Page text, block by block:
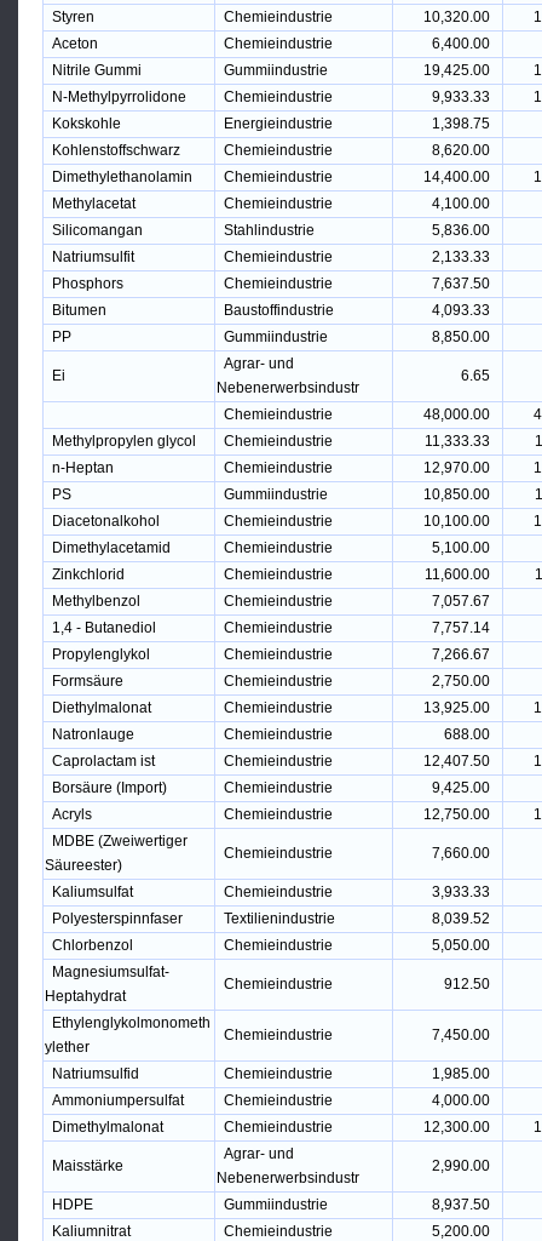
Styren
Chemieindustrie 10,320.00
Aceton
Chemieindustrie
6,400.00
Nitrile Gummi
Gummiindustrie 19,425.00
N-Methylpyrrolidone
Chemieindustrie 9,933.33
Kokskohle
Energieindustrie
1,398.75
Kohlenstoffschwarz
Chemieindustrie
8,620.00
Dimethylethanolamin
Chemieindustrie 14,400.00
Methylacetat
Chemieindustrie
4,100.00
Silicomangan
Stahlindustrie
5,836.00
Natriumsulfit
Chemieindustrie
2,133.33
Phosphors
Chemieindustrie
7,637.50
Bitumen
Baustoffindustrie
4,093.33
PP
Gummiindustrie 8,850.00
Ei
Agrar- und
Nebenerwerbsindustr
6.65
Chemieindustrie 48,000.00
Methylpropylen glycol
Chemieindustrie 11,333.33
n-Heptan
Chemieindustrie 12,970.00
PS
Gummiindustrie 10,850.00
Diacetonalkohol
Chemieindustrie 10,100.00
Dimethylacetamid
Chemieindustrie
5,100.00
Zinkchlorid
Chemieindustrie 11,600.00
Methylbenzol
Chemieindustrie
7,057.67
1,4 - Butanediol
Chemieindustrie
7,757.14
Propylenglykol
Chemieindustrie
7,266.67
Formsäure
Chemieindustrie
2,750.00
Diethylmalonat
Chemieindustrie 13,925.00
Natronlauge
Chemieindustrie
688.00
Caprolactam ist
Chemieindustrie 12,407.50
Borsäure (Import)
Chemieindustrie
9,425.00
Acryls
Chemieindustrie 12,750.00
MDBE (Zweiwertiger
Säureester)
Chemieindustrie 7,660.00
Kaliumsulfat Chemieindustrie
3,933.33
Polyesterspinnfaser
Textilienindustrie
8,039.52
Chlorbenzol
Chemieindustrie
5,050.00
Magnesiumsulfat-
Heptahydrat
Chemieindustrie 912.50
Ethylenglykolmonometh
ylether
Chemieindustrie 7,450.00
Natriumsulfid Chemieindustrie
1,985.00
Ammoniumpersulfat
Chemieindustrie
4,000.00
Dimethylmalonat
Chemieindustrie 12,300.00
Maisstärke
Agrar- und
Nebenerwerbsindustr
2,990.00
HDPE Gummiindustrie
8,937.50
Kaliumnitrat
Chemieindustrie
5,200.00